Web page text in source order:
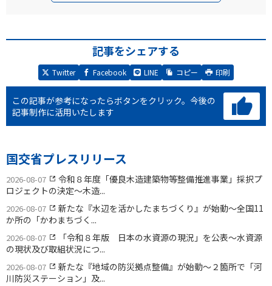
記事をシェアする
Twitter Facebook LINE コピー 印刷
この記事が参考になったらボタンをクリック。 今後の
記事制作に活用いたします
国交省プレスリリース
2026-08-07
令和８年度「優良木造建築物等整備推進事業」採択プ
ロジェクトの決定〜木造...
2026-08-07
新たな『水辺を活かしたまちづくり』が始動〜全国11
か所の「かわまちづく...
2026-08-07
「令和８年版 日本の水資源の現況」を公表〜水資源
の現状及び取組状況につ...
2026-08-07
新たな『地域の防災拠点整備』が始動〜２箇所で「河
川防災ステーション」及...